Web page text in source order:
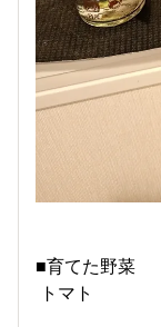
■育てた野菜
トマト